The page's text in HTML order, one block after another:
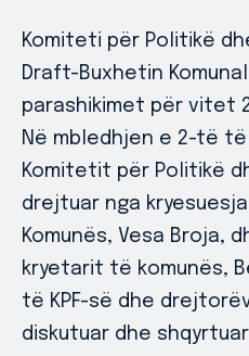
Komiteti për Politikë
Draft-Buxhetin
parashikimet për vitet
Në mbledhjen e 2-të
Komitetit për Politikë
drejtuar nga
Komunës, Vesa Broja,
kryetarit të komunës,
të KPF-së dhe
diskutuar dhe